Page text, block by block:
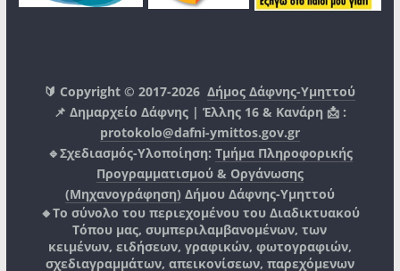
🔰 Copyright © 2017-2026Δήμος Δάφνης-Υμηττού
📌 Δημαρχείο Δάφνης | Έλλης 16 & Κανάρη 📩 :
protokolo@dafni-ymittos.gov.gr
🔹Σχεδιασμός-Υλοποίηση: Τμήμα Πληροφορικής
Προγραμματισμού & Οργάνωσης
(Μηχανογράφηση) Δήμου Δάφνης-Υμηττού
🔸Το σύνολο του περιεχομένου του Διαδικτυακού
Τόπου μας, συμπεριλαμβανομένων, των
κειμένων, ειδήσεων, γραφικών, φωτογραφιών,
σχεδιαγραμμάτων, απεικονίσεων, παρεχόμενων